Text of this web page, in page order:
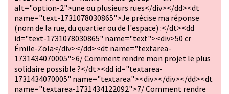
alt="option-2">une ou plusieurs rues</div></dd><dt
name="text-1731078030865">Je précise ma réponse
(nom de la rue, du quartier ou de l'espace) :</dt><dd
id="text-1731078030865" name="text"><div>50 cr
Émile-Zola</div></dd><dt name="textarea-
1731434070005">6/ Comment rendre mon projet le plus
solidaire possible ?</dt><dd id="textarea-
1731434070005" name="textarea"><div></div></dd><dt
name="textarea-1731434122092">7/ Comment rendre